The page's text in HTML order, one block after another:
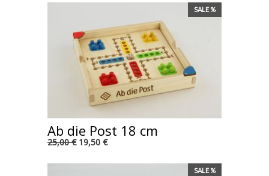
SALE %
Ab die Post 18 cm
25,00 €19,50 €
SALE %